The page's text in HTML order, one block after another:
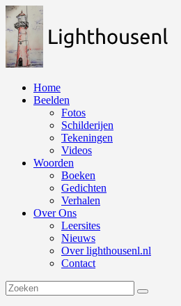
Naar
de
inhoud
springen
Home
Beelden
Fotos
Schilderijen
Tekeningen
Videos
Woorden
Boeken
Gedichten
Verhalen
Over Ons
Leersites
Nieuws
Over lighthousenl.nl
Contact